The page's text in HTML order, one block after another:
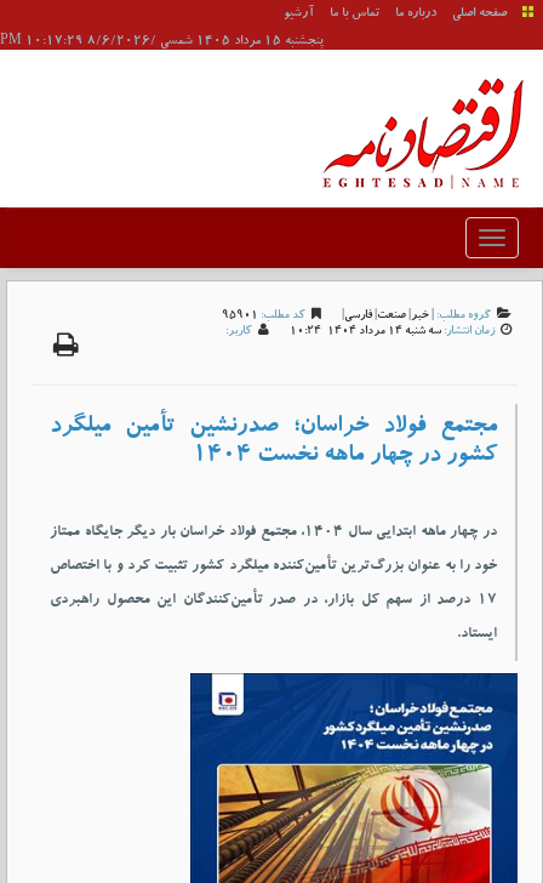
صفحه اصلی درباره ما تماس با ما
آرشیو
پنجشنبه 15 مرداد 1405 شمسی /8/6/2026 10:17:29 PM
گروه مطلب: | خبر| صنعت| فارسی| کد مطلب: 95901
زمان انتشار: سه شنبه 14 مرداد 1404-10:24 کاربر:
مجتمع فولاد خراسان؛ صدرنشین تأمین میلگرد
کشور در چهار ماهه نخست ۱۴۰۴
در چهار ماهه ابتدایی سال ۱۴۰۴، مجتمع فولاد خراسان بار دیگر جایگاه ممتاز
خود را به عنوان بزرگ‌ترین تأمین‌کننده میلگرد کشور تثبیت کرد و با اختصاص
۱۷ درصد از سهم کل بازار، در صدر تأمین‌کنندگان این محصول راهبردی
ایستاد.